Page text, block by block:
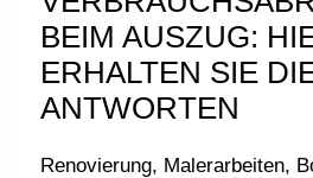
BEIM AUSZUG:
ERHALTEN SIE
ANTWORTEN
Renovierung, Malerarbeiten,